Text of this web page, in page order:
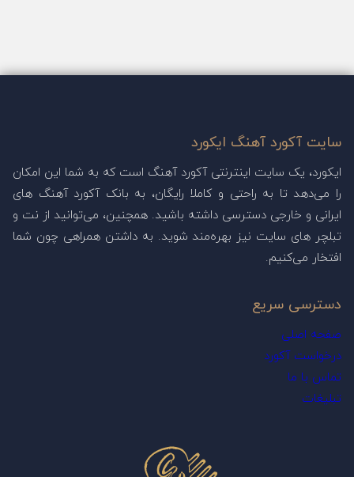
سایت آکورد آهنگ ایکورد
ایکورد، یک سایت اینترنتی آکورد آهنگ است که به شما این امکان
را می‌دهد تا به راحتی و کاملا رایگان، به بانک آکورد آهنگ های
ایرانی و خارجی دسترسی داشته باشید. همچنین، می‌توانید از نت و
تبلچر های سایت نیز بهره‌مند شوید. به داشتن همراهی چون شما
افتخار می‌کنیم.
دسترسی سریع
صفحه اصلی
درخواست آکورد
تماس با ما
تبلیغات